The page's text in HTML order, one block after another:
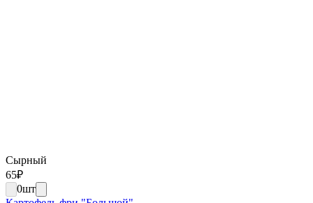
Сырный
65₽
0шт